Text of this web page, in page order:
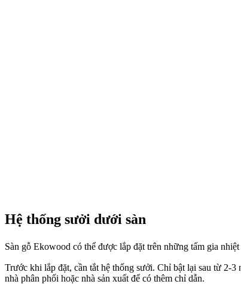
Hệ thống sưởi dưới sàn
Sàn gỗ Ekowood có thể được lắp đặt trên những tấm gia
Trước khi lắp đặt, cần tắt hệ thống sưởi. Chỉ bật lại sau từ 2-
nhà phân phối hoặc nhà sản xuất để có thêm chỉ dẫn.